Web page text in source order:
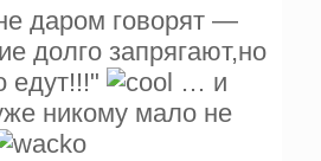
даром говорят —
долго запрягают,но
едут!!!"
… и
никому мало не